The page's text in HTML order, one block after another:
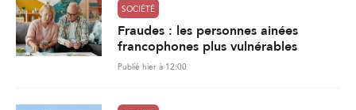
SOCIÉTÉ
Fraudes : les personnes ainées
francophones plus vulnérables
Publié hier à 12:00